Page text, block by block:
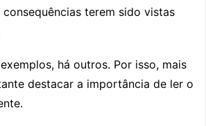
terem sido vistas
há outros. Por isso, mais
destacar a importância de ler o